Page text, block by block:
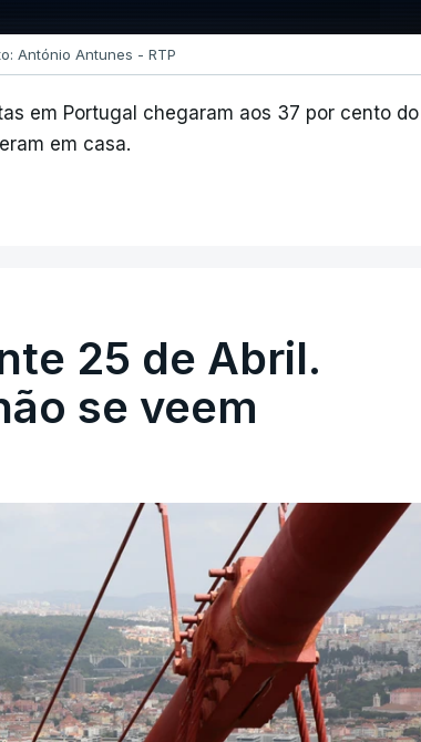
António Antunes - RTP
em Portugal chegaram aos 37 por cento do
em casa.
25 de Abril.
se veem